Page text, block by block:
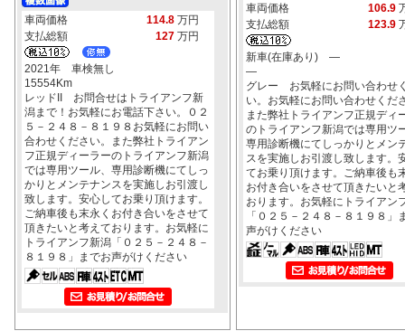
車両価格 114.8 万円
支払総額
127 万円
2021年 車検無し
15554Km
レッドII お問合せはトライアンフ新
潟まで！お気軽にお電話下さい。０２
５－２４８－８１９８お気軽にお問い
合わせください。また弊社トライアン
フ正規ディーラーのトライアンフ新潟
では専用ツール、専用診断機にてしっ
かりとメンテナンスを実施しお引渡し
致します。安心してお乗り頂けます。
ご納車後も末永くお付き合いをさせて
頂きたいと考えております。お気軽に
トライアンフ新潟「０２５－２４８－
８１９８」までお声がけください
車両価格 106.9
支払総額
123.9
新車(在庫あり) ―
―
グレー お気軽にお問い合わせ
い。お気軽にお問い合わせくだ
また弊社トライアンフ正規ディ
のトライアンフ新潟では専用ツ
専用診断機にてしっかりとメン
スを実施しお引渡し致します。
てお乗り頂けます。ご納車後も
お付き合いをさせて頂きたいと
おります。お気軽にトライアン
「０２５－２４８－８１９８」
声がけください